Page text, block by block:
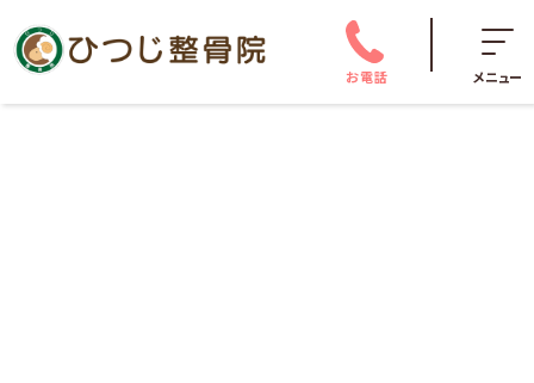
お電話 メニュー